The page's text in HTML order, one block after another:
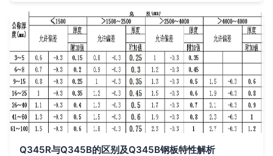
Q345R与Q345B的区别及Q345B钢板特性解析